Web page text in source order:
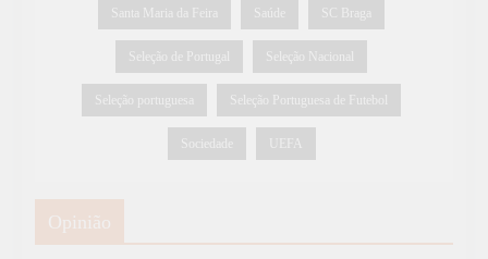
Santa Maria da Feira Saúde SC Braga
Seleção de Portugal Seleção Nacional
Seleção portuguesa Seleção Portuguesa de Futebol
Sociedade UEFA
Opinião